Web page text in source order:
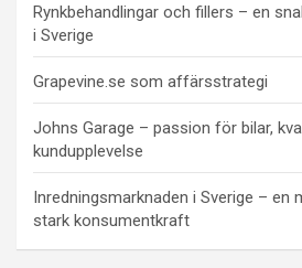
Rynkbehandlingar och fillers – en
i Sverige
Grapevine.se som affärsstrategi
Johns Garage – passion för bilar,
kundupplevelse
Inredningsmarknaden i Sverige – en
stark konsumentkraft